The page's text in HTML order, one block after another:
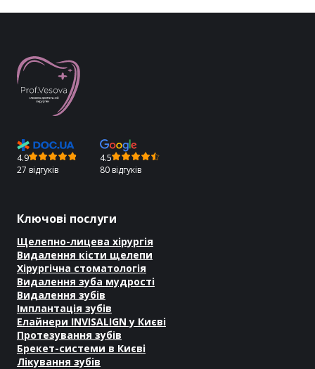
4.9
27 відгуків
4.5
80 відгуків
Ключові послуги
Щелепно-лицева хірургія
Видалення кісти щелепи
Хірургічна стоматологія
Видалення зуба мудрості
Видалення зубів
Імплантація зубів
Елайнери INVISALIGN у Києві
Протезування зубів
Брекет-системи в Києві
Лікування зубів